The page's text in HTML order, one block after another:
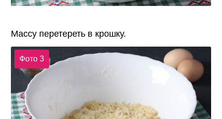
Массу перетереть в крошку.
Фото 3